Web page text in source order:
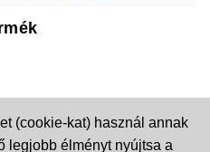
(cookie-kat) használ annak
legjobb élményt nyújtsa a